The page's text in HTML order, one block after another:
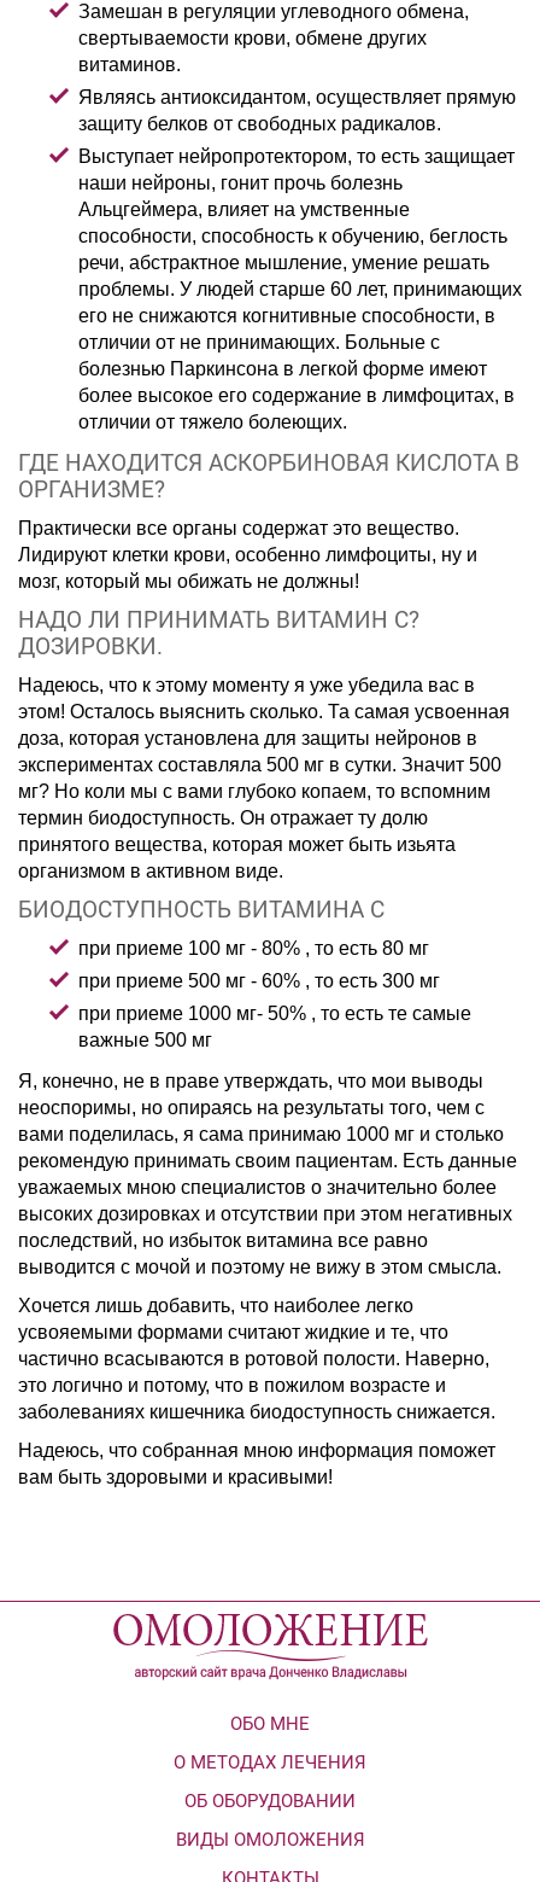
Замешан в регуляции углеводного обмена,
свертываемости крови, обмене других
витаминов.
Являясь антиоксидантом, осуществляет прямую
защиту белков от свободных радикалов.
Выступает нейропротектором, то есть защищает
наши нейроны, гонит прочь болезнь
Альцгеймера, влияет на умственные
способности, способность к обучению, беглость
речи, абстрактное мышление, умение решать
проблемы. У людей старше 60 лет, принимающих
его не снижаются когнитивные способности, в
отличии от не принимающих. Больные с
болезнью Паркинсона в легкой форме имеют
более высокое его содержание в лимфоцитах, в
отличии от тяжело болеющих.
ГДЕ НАХОДИТСЯ АСКОРБИНОВАЯ КИСЛОТА В
ОРГАНИЗМЕ?
Практически все органы содержат это вещество.
Лидируют клетки крови, особенно лимфоциты, ну и
мозг, который мы обижать не должны!
НАДО ЛИ ПРИНИМАТЬ ВИТАМИН С?
ДОЗИРОВКИ.
Надеюсь, что к этому моменту я уже убедила вас в
этом! Осталось выяснить сколько. Та самая усвоенная
доза, которая установлена для защиты нейронов в
экспериментах составляла 500 мг в сутки. Значит 500
мг? Но коли мы с вами глубоко копаем, то вспомним
термин биодоступность. Он отражает ту долю
принятого вещества, которая может быть изьята
организмом в активном виде.
БИОДОСТУПНОСТЬ ВИТАМИНА С
при приеме 100 мг - 80% , то есть 80 мг
при приеме 500 мг - 60% , то есть 300 мг
при приеме 1000 мг- 50% , то есть те самые
важные 500 мг
Я, конечно, не в праве утверждать, что мои выводы
неоспоримы, но опираясь на результаты того, чем с
вами поделилась, я сама принимаю 1000 мг и столько
рекомендую принимать своим пациентам. Есть данные
уважаемых мною специалистов о значительно более
высоких дозировках и отсутствии при этом негативных
последствий, но избыток витамина все равно
выводится с мочой и поэтому не вижу в этом смысла.
Хочется лишь добавить, что наиболее легко
усвояемыми формами считают жидкие и те, что
частично всасываются в ротовой полости. Наверно,
это логично и потому, что в пожилом возрасте и
заболеваниях кишечника биодоступность снижается.
Надеюсь, что собранная мною информация поможет
вам быть здоровыми и красивыми!
ОБО МНЕ
О МЕТОДАХ ЛЕЧЕНИЯ
ОБ ОБОРУДОВАНИИ
ВИДЫ ОМОЛОЖЕНИЯ